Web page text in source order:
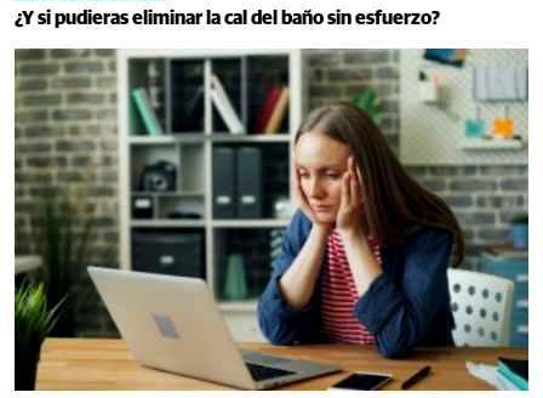
¿Y si pudieras eliminar la cal del baño sin esfuerzo?